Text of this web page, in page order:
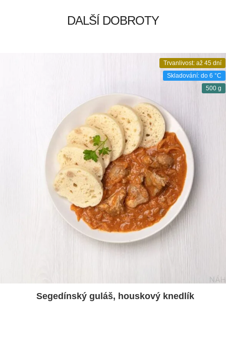
DALŠÍ DOBROTY
Trvanlivost: až 45 dní
Skladování: do 6 °C
500 g
Segedínský guláš, houskový knedlík